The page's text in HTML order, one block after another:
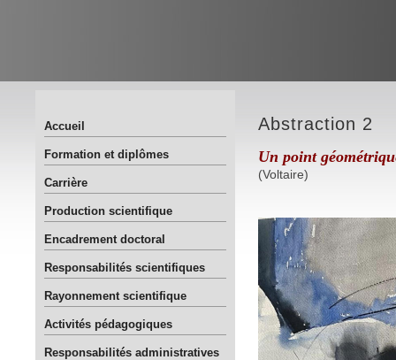
Accueil
Formation et diplômes
Carrière
Production scientifique
Encadrement doctoral
Responsabilités scientifiques
Rayonnement scientifique
Activités pédagogiques
Responsabilités administratives
Abstraction 2
Un point
(Voltaire)